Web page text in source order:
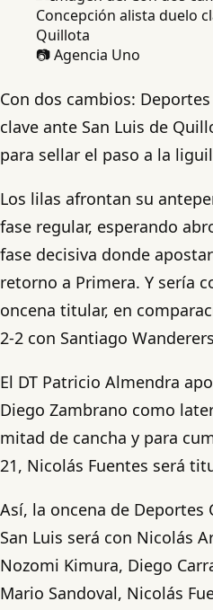
📷 Agencia Uno
Con dos cambios:
clave ante San Luis de
para sellar el paso a la
Los lilas afrontan su
fase regular, esperando
fase decisiva donde
retorno a Primera. Y sería
oncena titular, en
2-2 con Santiago
El DT Patricio Almendra
Diego Zambrano como
mitad de cancha y para
21, Nicolás Fuentes será
Así, la oncena de Deportes
San Luis será con Nicolás
Nozomi Kimura, Diego
Mario Sandoval, Nicolás